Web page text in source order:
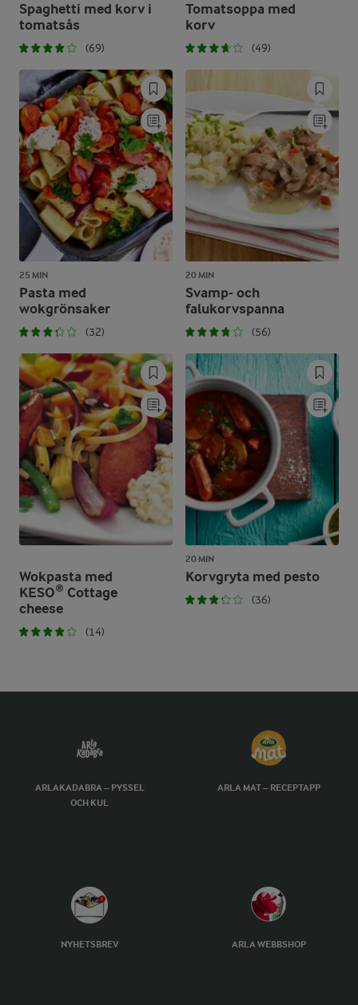
Spaghetti med korv i
tomatsås
(69)
Tomatsoppa med
korv
(49)
25 MIN
Pasta med
wokgrönsaker
(32)
20 MIN
Svamp- och
falukorvspanna
(56)
Wokpasta med
KESO® Cottage
cheese
(14)
20 MIN
Korvgryta med pesto
(36)
ARLAKADABRA – PYSSEL
OCH KUL
ARLA MAT – RECEPTAPP
NYHETSBREV ARLA WEBBSHOP